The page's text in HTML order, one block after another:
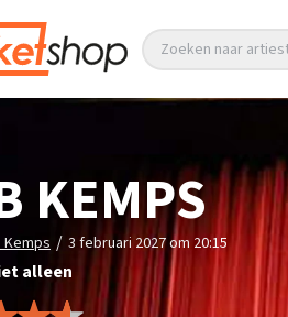
Zoeken naar
KEMPS
Kemps / 3 februari 2027 om 20:15
alleen